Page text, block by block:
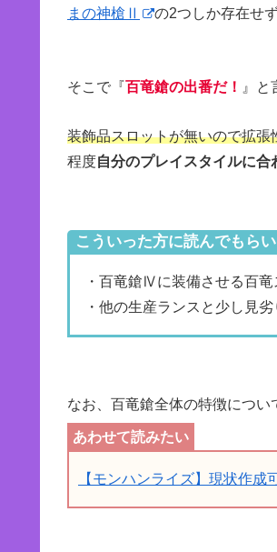
まの神槍Ⅱ
の2つしか存在せ
そこで『百竜鎗の出番だ！ 』と
装飾品スロットが無いので拡張
程度自分のプレイスタイルに合
こういった方に読んでもらい
・百竜鎗Ⅳに装備させる百
・他の生産ランスと少し見
なお、百竜鎗全体の特徴につい
【モンハンライズ】現状作